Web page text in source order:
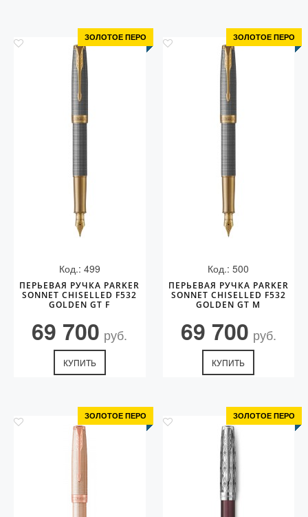
ЗОЛОТОЕ ПЕРО
Код.: 499
ПЕРЬЕВАЯ РУЧКА PARKER
SONNET CHISELLED F532
GOLDEN GT F
69 700 руб.
КУПИТЬ
ЗОЛОТОЕ ПЕРО
Код.: 500
ПЕРЬЕВАЯ РУЧКА PARKER
SONNET CHISELLED F532
GOLDEN GT M
69 700 руб.
КУПИТЬ
ЗОЛОТОЕ ПЕРО ЗОЛОТОЕ ПЕРО